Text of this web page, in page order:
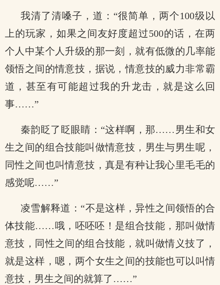
我清了清嗓子，道：“很简单，两个100级以
上的玩家，如果之间友好度超过500的话，在两
个人中某个人升级的那一刻，就有低微的几率能
领悟之间的情意技，据说，情意技的威力非常霸
道，甚至有可能超过我的升龙击，就是这么回
事……”
秦韵眨了眨眼睛：“这样啊，那……男生和女
生之间的组合技能叫做情意技，男生与男生呢，
同性之间也叫情意技，真是有种让我心里毛毛的
感觉呢……”
凌雪解释道：“不是这样，异性之间领悟的合
体技能……哦，呸呸呸！是组合技能，那叫做情
意技，同性之间的组合技能，就叫做情义技了，
就是这样，嗯，两个女生之间的技能也可以叫情
意技，男生之间的就算了……”